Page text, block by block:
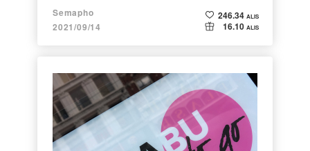
Semapho
2021/09/14
246.34 ALIS
16.10 ALIS